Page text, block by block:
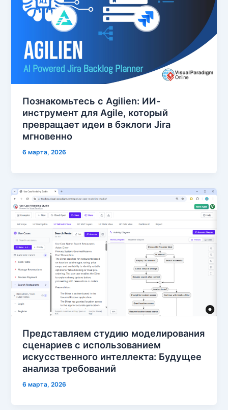
Познакомьтесь с Agilien: ИИ-
инструмент для Agile, который
превращает идеи в бэклоги Jira
мгновенно
6 марта, 2026
Представляем студию моделирования
сценариев с использованием
искусственного интеллекта: Будущее
анализа требований
6 марта, 2026